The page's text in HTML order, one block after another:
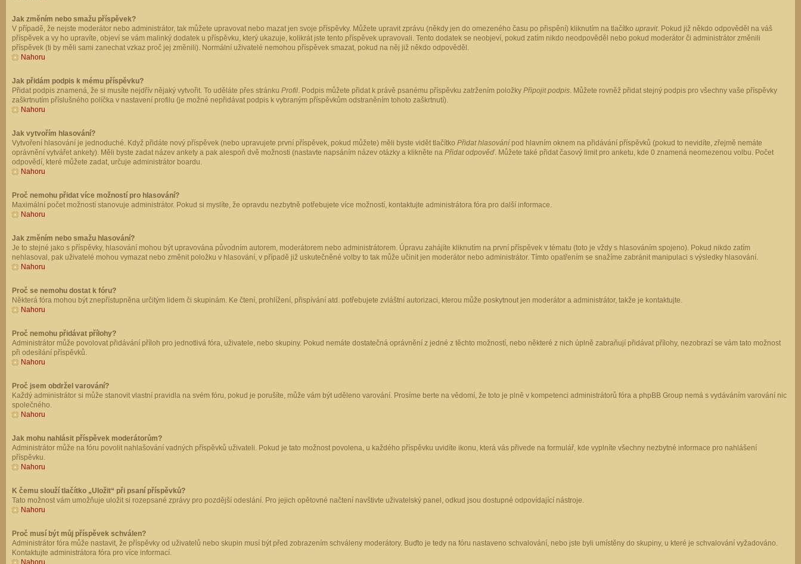
Jak změním nebo smažu příspěvek?
V případě, že nejste moderátor nebo administrátor, tak můžete upravovat nebo mazat jen svoje příspěvky. Můžete upravit zprávu (někdy jen do omezeného času po přispění) kliknutím na tlačítko upravit. Pokud již někdo odpověděl na váš
příspěvek a vy ho upravíte, objeví se vám malinký dodatek u příspěvku, který ukazuje, kolikrát jste tento příspěvek upravovali. Tento dodatek se neobjeví, pokud zatím nikdo neodpověděl nebo pokud moderátor či administrátor změnili
příspěvek (ti by měli sami zanechat vzkaz proč jej změnili). Normální uživatelé nemohou příspěvek smazat, pokud na něj již někdo odpověděl.
Nahoru
Jak přidám podpis k mému příspěvku?
Přidat podpis znamená, že si musíte nejdřív nějaký vytvořit. To uděláte přes stránku Profil. Podpis můžete přidat k právě psanému příspěvku zatržením položky Připojit podpis. Můžete rovněž přidat stejný podpis pro všechny vaše příspěvky
zaškrtnutím příslušného políčka v nastavení profilu (je možné nepřidávat podpis k vybraným příspěvkům odstraněním tohoto zaškrtnutí).
Nahoru
Jak vytvořím hlasování?
Vytvoření hlasování je jednoduché. Když přidáte nový příspěvek (nebo upravujete první příspěvek, pokud můžete) měli byste vidět tlačítko Přidat hlasování pod hlavním oknem na přidávání příspěvků (pokud to nevidíte, zřejmě nemáte
oprávnění vytvářet ankety). Měli byste zadat název ankety a pak alespoň dvě možnosti (nastavte napsáním název otázky a klikněte na Přidat odpověď. Můžete také přidat časový limit pro anketu, kde 0 znamená neomezenou volbu. Počet
odpovědí, které můžete zadat, určuje administrátor boardu.
Nahoru
Proč nemohu přidat více možností pro hlasování?
Maximální počet možností stanovuje administrátor. Pokud si myslíte, že opravdu nezbytně potřebujete více možností, kontaktujte administrátora fóra pro další informace.
Nahoru
Jak změním nebo smažu hlasování?
Je to stejné jako s příspěvky, hlasování mohou být upravována původním autorem, moderátorem nebo administrátorem. Úpravu zahájíte kliknutím na první příspěvek v tématu (toto je vždy s hlasováním spojeno). Pokud nikdo zatím
nehlasoval, pak uživatelé mohou vymazat nebo změnit položku v hlasování, v případě již uskutečněné volby to tak může učinit jen moderátor nebo administrátor. Tímto opatřením se snažíme zabránit manipulaci s výsledky hlasování.
Nahoru
Proč se nemohu dostat k fóru?
Některá fóra mohou být znepřístupněna určitým lidem či skupinám. Ke čtení, prohlížení, přispívání atd. potřebujete zvláštní autorizaci, kterou může poskytnout jen moderátor a administrátor, takže je kontaktujte.
Nahoru
Proč nemohu přidávat přílohy?
Administrátor může povolovat přidávání příloh pro jednotlivá fóra, uživatele, nebo skupiny. Pokud nemáte dostatečná oprávnění z jedné z těchto možností, nebo některé z nich úplně zabraňují přidávat přílohy, nezobrazí se vám tato možnost
při odesílání příspěvků.
Nahoru
Proč jsem obdržel varování?
Každý administrátor si může stanovit vlastní pravidla na svém fóru, pokud je porušíte, může vám být uděleno varování. Prosíme berte na vědomí, že toto je plně v kompetenci administrátorů fóra a phpBB Group nemá s vydáváním varování nic
společného.
Nahoru
Jak mohu nahlásit příspěvek moderátorům?
Administrátor může na fóru povolit nahlašování vadných příspěvků uživateli. Pokud je tato možnost povolena, u každého příspěvku uvidíte ikonu, která vás přivede na formulář, kde vyplníte všechny nezbytné informace pro nahlášení
příspěvku.
Nahoru
K čemu slouží tlačítko „Uložit“ při psaní příspěvků?
Tato možnost vám umožňuje uložit si rozepsané zprávy pro pozdější odeslání. Pro jejich opětovné načtení navštivte uživatelský panel, odkud jsou dostupné odpovídající nástroje.
Nahoru
Proč musí být můj příspěvek schválen?
Administrátor fóra může nastavit, že příspěvky od uživatelů nebo skupin musí být před zobrazením schváleny moderátory. Buďto je tedy na fóru nastaveno schvalování, nebo jste byli umístěny do skupiny, u které je schvalování vyžadováno.
Kontaktujte administrátora fóra pro více informací.
Nahoru